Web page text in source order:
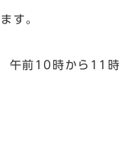
す。
午前10時から11時